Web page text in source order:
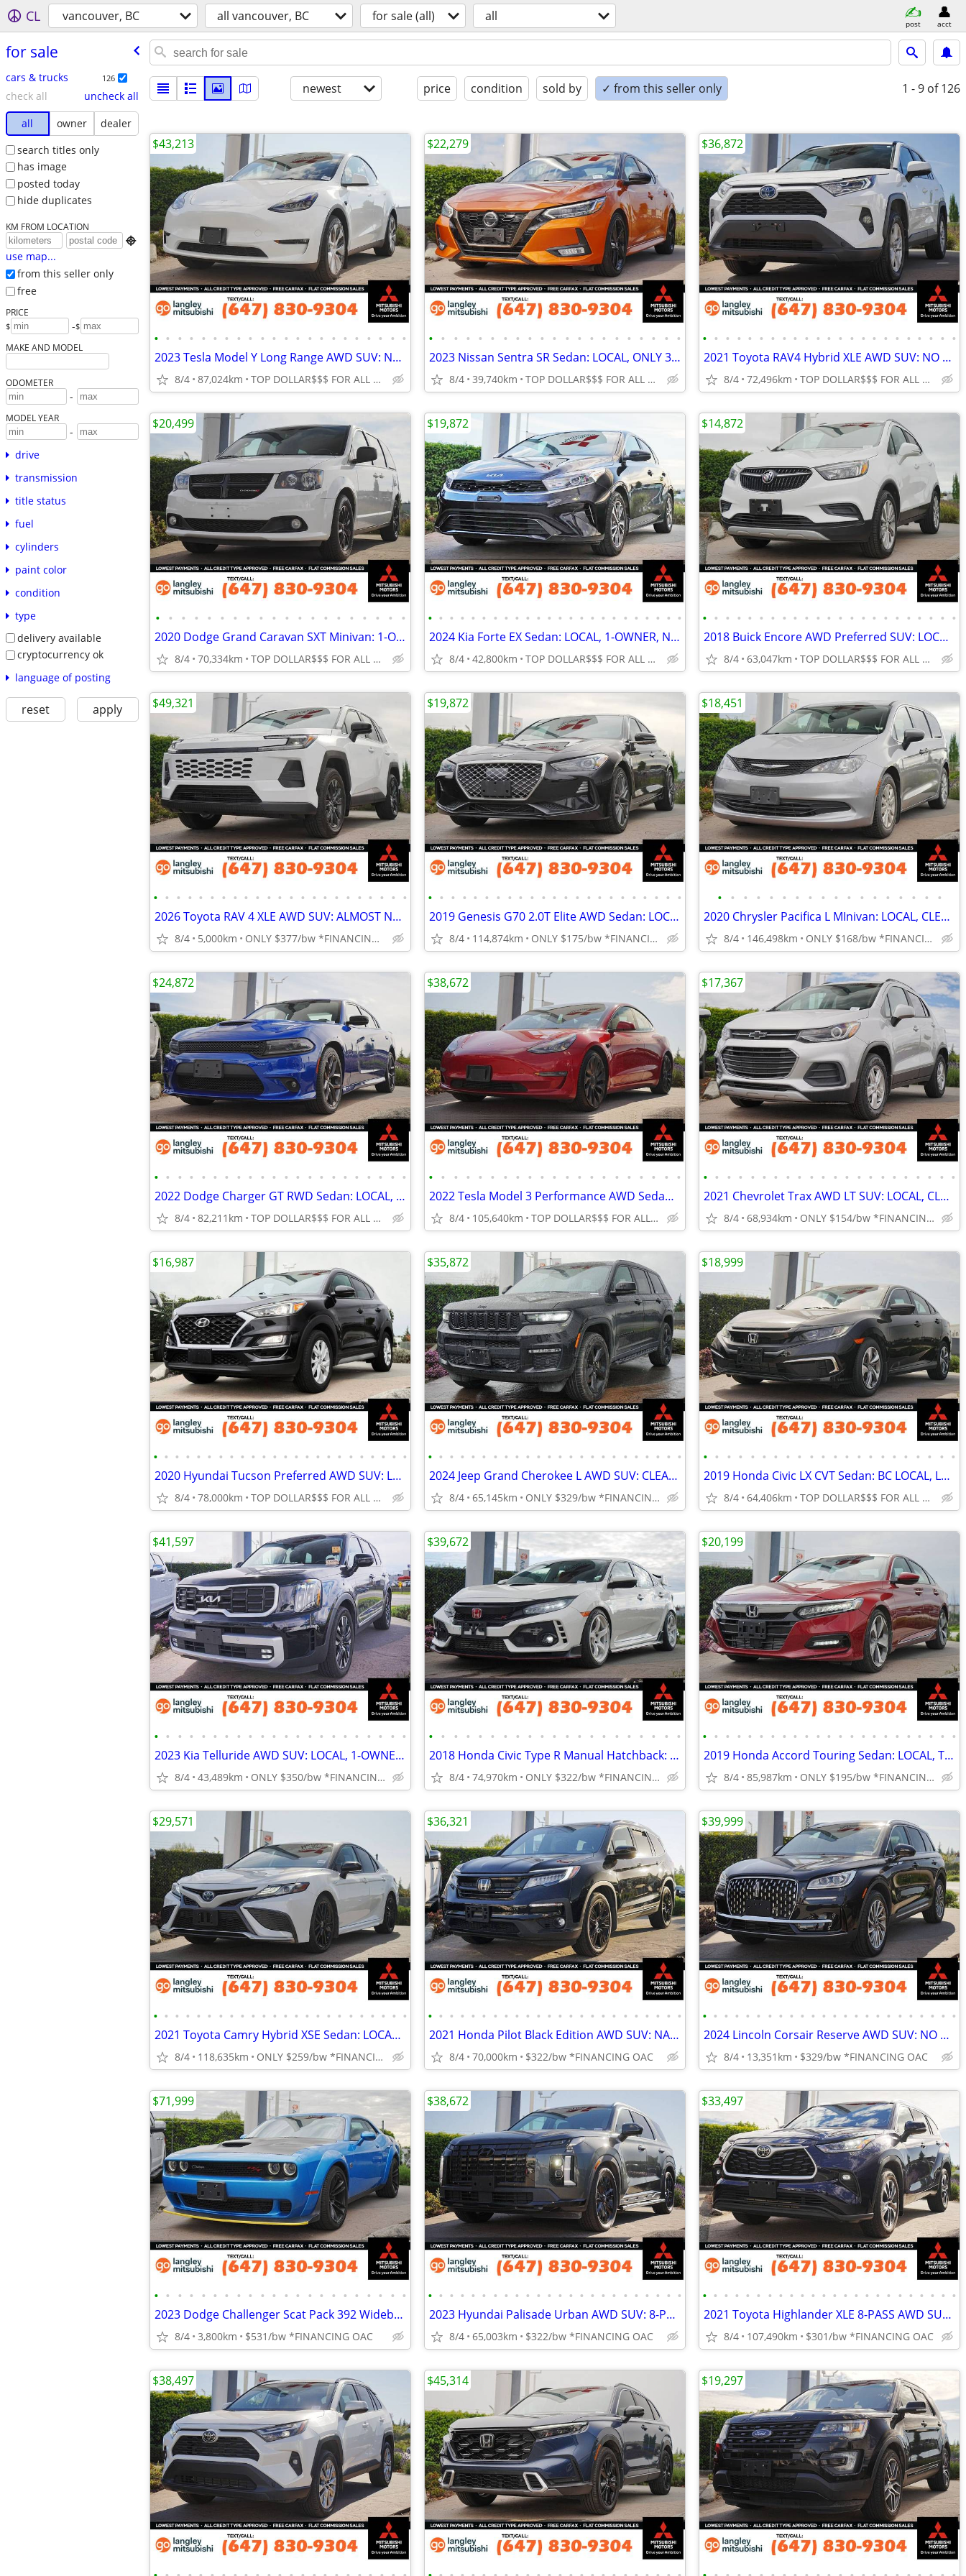
CL vancouver, BC all vancouver, BC for sale (all) all post acct
for sale
cars & trucks 126
check all
uncheck all
all
owner
dealer
search titles only
has image
posted today
hide duplicates
KM FROM LOCATION

use map...
from this seller only
free
PRICE
$ -$
MAKE AND MODEL
ODOMETER
-
MODEL YEAR
-
drive
transmission
title status
fuel
cylinders
paint color
condition
type
delivery available
cryptocurrency ok
language of posting
reset apply
newest price condition sold by ✓ from this seller only 1 - 9 of 126
• • • • • • • • • • • • • • • • • • • • • •
2023 Tesla Model Y Long Range AWD SUV: NO ACCIDENTS, LOCAL
8/4 87,024km TOP DOLLAR$$$ FOR ALL TRADES!
$43,213
• • • • • • • • • • • • • • • • • • • • •
2023 Nissan Sentra SR Sedan: LOCAL, ONLY 39K KMS!
8/4 39,740km TOP DOLLAR$$$ FOR ALL TRADES!
$22,279
• • • • • • • • • • • • • • • • • • • • • • •
2021 Toyota RAV4 Hybrid XLE AWD SUV: NO ACCIDENTS, LOCAL
8/4 72,496km TOP DOLLAR$$$ FOR ALL TRADES!
$36,872
• • • • • • • • • • • • • • • • • • • •
2020 Dodge Grand Caravan SXT Minivan: 1-OWNER, NO ACCIDENTS
8/4 70,334km TOP DOLLAR$$$ FOR ALL TRADES!
$20,499
• • • • • • • • • • • • • • • • • • • • • • • •
2024 Kia Forte EX Sedan: LOCAL, 1-OWNER, NO ACCIDENTS
8/4 42,800km TOP DOLLAR$$$ FOR ALL TRADES!
$19,872
• • • • • • • • • • • • • • • • • • • • • • •
2018 Buick Encore AWD Preferred SUV: LOCAL, LOW KMS
8/4 63,047km TOP DOLLAR$$$ FOR ALL TRADES!
$14,872
• • • • • • • • • • • • • • • • • • • • • • •
2026 Toyota RAV 4 XLE AWD SUV: ALMOST NEW!!! LOW LOW KMS!
8/4 5,000km ONLY $377/bw *FINANCING OAC
$49,321
• • • • • • • • • • • • • • • • • • • • • • •
2019 Genesis G70 2.0T Elite AWD Sedan: LOCAL, MINT CONDITION
8/4 114,874km ONLY $175/bw *FINANCING OAC
$19,872
• • • • • • • • • • • • • • • • • •
2020 Chrysler Pacifica L MInivan: LOCAL, CLEAN TITLE
8/4 146,498km ONLY $168/bw *FINANCING OAC
$18,451
• • • • • • • • • • • • • • • • • • • • • •
2022 Dodge Charger GT RWD Sedan: LOCAL, TOP CONDITION
8/4 82,211km TOP DOLLAR$$$ FOR ALL TRADES!
$24,872
• • • • • • • • • • • • • • • • • • • • •
2022 Tesla Model 3 Performance AWD Sedan: 1-OWNER, NO ACCIDENTS
8/4 105,640km TOP DOLLAR$$$ FOR ALL TRADES!
$38,672
• • • • • • • • • • • • • • • • • • • • • •
2021 Chevrolet Trax AWD LT SUV: LOCAL, CLEAN, LOW KMS
8/4 68,934km ONLY $154/bw *FINANCING OAC
$17,367
• • • • • • • • • • • • • • • • • • • • • • • •
2020 Hyundai Tucson Preferred AWD SUV: LOW KMS, CLEAN TITLE
8/4 78,000km TOP DOLLAR$$$ FOR ALL TRADES!
$16,987
• • • • • • • • • • • • • • • • • • • • • • • •
2024 Jeep Grand Cherokee L AWD SUV: CLEAN CARFAX!!!
8/4 65,145km ONLY $329/bw *FINANCING OAC
$35,872
• • • • • • • • • • • • • • • • • • • • • •
2019 Honda Civic LX CVT Sedan: BC LOCAL, LOW KMS
8/4 64,406km TOP DOLLAR$$$ FOR ALL TRADES!
$18,999
• • • • • • • • • • • • • • • • • • • • • •
2023 Kia Telluride AWD SUV: LOCAL, 1-OWNER, LOW KMS
8/4 43,489km ONLY $350/bw *FINANCING OAC
$41,597
• • • • • • • • • • • • • • • • • • • • •
2018 Honda Civic Type R Manual Hatchback: BC LOCAL, CLEAN TITLE
8/4 74,970km ONLY $322/bw *FINANCING OAC
$39,672
• • • • • • • • • • • • • • • • • • • • • • •
2019 Honda Accord Touring Sedan: LOCAL, TOP TRIM MODEL
8/4 85,987km ONLY $195/bw *FINANCING OAC
$20,199
• • • • • • • • • • • • • • • • • • • • • • • •
2021 Toyota Camry Hybrid XSE Sedan: LOCAL, CLEAN TITLE
8/4 118,635km ONLY $259/bw *FINANCING OAC
$29,571
• • • • • • • • • • • • • • • • • • • • • • • •
2021 Honda Pilot Black Edition AWD SUV: NAVI, HEATED LEATHER SEATS
8/4 70,000km $322/bw *FINANCING OAC
$36,321
• • • • • • • • • • • • • • • • • • • • • • • •
2024 Lincoln Corsair Reserve AWD SUV: NO ACCIDENTS, LOW KMS
8/4 13,351km $329/bw *FINANCING OAC
$39,999
• • • • • • • • • • • • • • • • • • • • • •
2023 Dodge Challenger Scat Pack 392 Widebody Coupe: HEMI V8, LOW KM
8/4 3,800km $531/bw *FINANCING OAC
$71,999
• • • • • • • • • • • • • • • • • • • • • • • •
2023 Hyundai Palisade Urban AWD SUV: 8-PASSENGER, LOCAL
8/4 65,003km $322/bw *FINANCING OAC
$38,672
• • • • • • • • • • • • • • • • • • • • • • • •
2021 Toyota Highlander XLE 8-PASS AWD SUV: HEATED SEATS, LOCAL
8/4 107,490km $301/bw *FINANCING OAC
$33,497
$38,497 $45,314 $19,297